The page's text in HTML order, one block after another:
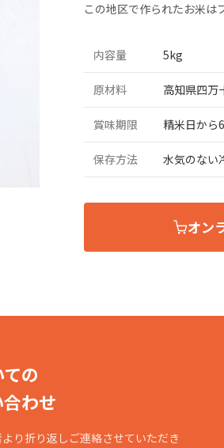
食品卸・販売事業
産直・飲食・食品製造事業
この地区で作られたお米は
内容量 5kg
原材料 高知県四万
賞味期限 精米日から
保存方法 水気のない
オン
の
わせ
り折り返しご連絡させていただき